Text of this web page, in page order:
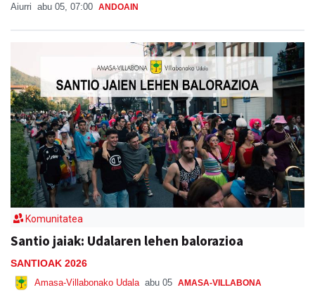
Aiurri abu 05, 07:00 ANDOAIN
Komunitatea
Santio jaiak: Udalaren lehen balorazioa
SANTIOAK 2026
Amasa-Villabonako Udala abu 05 AMASA-VILLABONA